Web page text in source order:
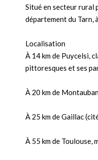
Situé en secteur rural
département du Tarn,
Localisation
À 14 km de Puycelsi,
pittoresques et ses
À 20 km de
À 25 km de Gaillac
À 55 km de Toulouse,